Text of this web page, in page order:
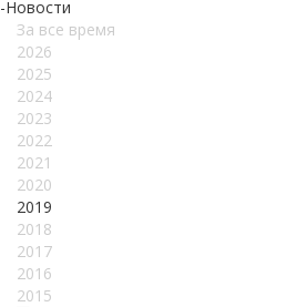
-Новости
За все время
2026
2025
2024
2023
2022
2021
2020
2019
2018
2017
2016
2015